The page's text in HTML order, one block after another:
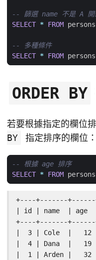
SELECT * FROM persons
SELECT * FROM persons
ORDER BY
若要根據指定的欄位
BY
指定排序的欄位：
SELECT * FROM persons
+----+-------
| id | name  |
+----+-------
|  3 | Cole  |   12 |
|  4 | Dana  |   19 |
|  1 | Arden |   32